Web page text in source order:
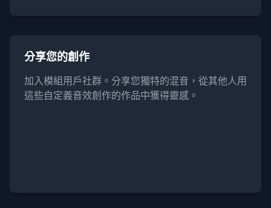
分享您的創作
加入模組用戶社群。分享您獨特的混音，從其他人用
這些自定義音效創作的作品中獲得靈感。